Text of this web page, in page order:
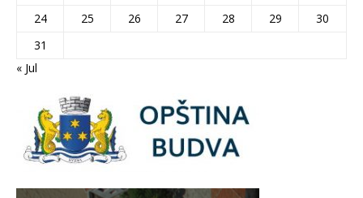
24
25 26 27 28 29
30
31
« Jul